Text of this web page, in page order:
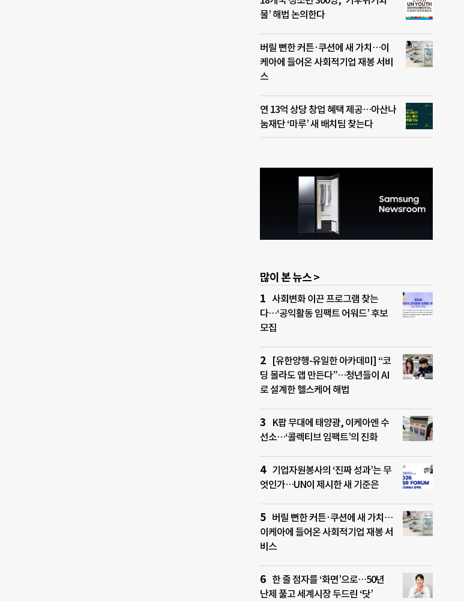
물’ 해법 논의한다
버릴 뻔한 커튼·쿠션에 새 가치…이
케아에 들어온 사회적기업 재봉 서비
스
연 13억 상당 창업 혜택 제공…아산나
눔재단 ‘마루’ 새 배치팀 찾는다
많이 본 뉴스 >
사회변화 이끈 프로그램 찾는
다…‘공익활동 임팩트 어워드’ 후보
모집
[유한양행-유일한 아카데미] “코
딩 몰라도 앱 만든다”…청년들이 AI
로 설계한 헬스케어 해법
K팝 무대에 태양광, 이케아엔 수
선소…‘콜렉티브 임팩트’의 진화
기업자원봉사의 ‘진짜 성과’는 무
엇인가…UN이 제시한 새 기준은
버릴 뻔한 커튼·쿠션에 새 가치…
이케아에 들어온 사회적기업 재봉 서
비스
한 줄 점자를 ‘화면’으로…50년
난제 풀고 세계시장 두드린 ‘닷’